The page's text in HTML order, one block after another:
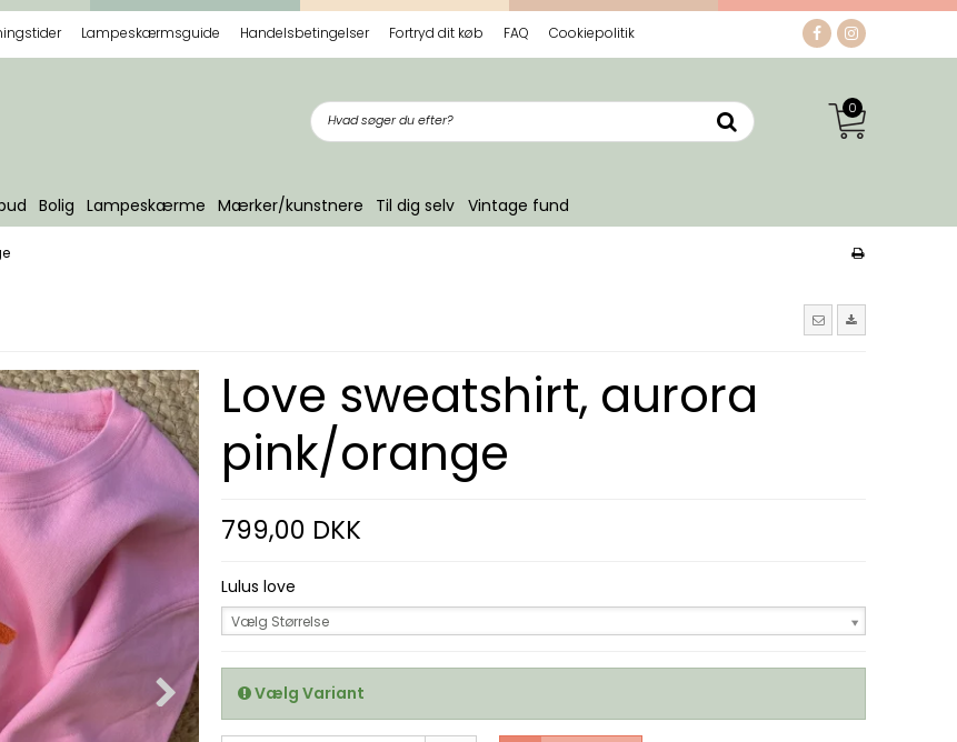
Lampeskærmsguide Handelsbetingelser Fortryd dit køb FAQ Cookiepolitik
0
Bolig Lampeskærme Mærker/kunstnere Til dig selv Vintage fund
Love sweatshirt, aurora
pink/orange
799,00 DKK
Lulus love
Vælg Størrelse
Vælg Variant